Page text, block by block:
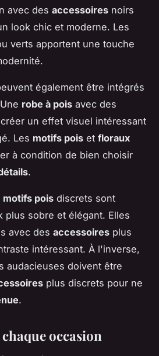
avec des accessoires noirs
look chic et moderne. Les
verts apportent une touche
également être intégrés
robe à pois avec des
un effet visuel intéressant
Les motifs pois et floraux
à condition de bien choisir
.
motifs pois discrets sont
plus sobre et élégant. Elles
avec des accessoires plus
intéressant. À l'inverse,
audacieuses doivent être
plus discrets pour ne
.
occasion